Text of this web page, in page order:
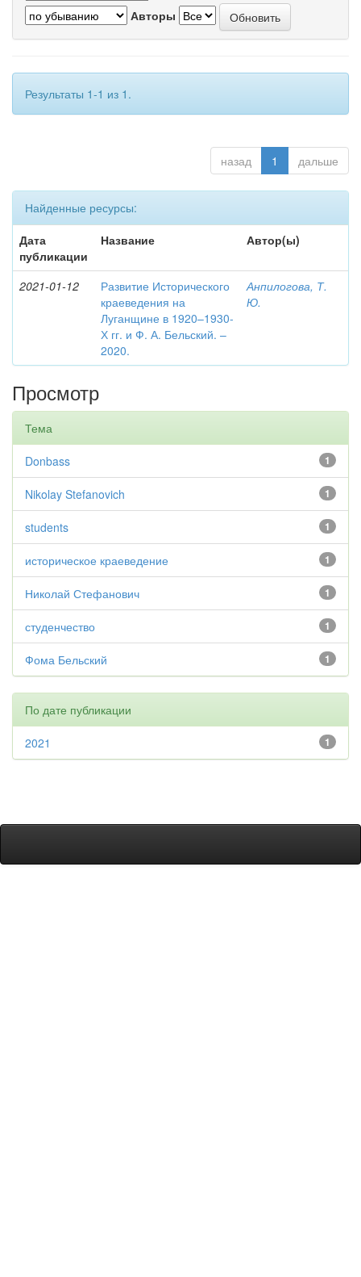
Авторы
Результаты 1-1 из 1.
назад 1 дальше
Найденные ресурсы:
Дата
публикации
Название Автор(ы)
2021-01-12
Развитие Исторического
краеведения на
Луганщине в 1920–1930-
Х гг. и Ф. А. Бельский. –
2020.
Анпилогова, Т.
Ю.
Просмотр
Тема
1
Donbass
1
Nikolay Stefanovich
1
students
1
историческое краеведение
1
Николай Стефанович
1
студенчество
1
Фома Бельский
По дате публикации
1
2021